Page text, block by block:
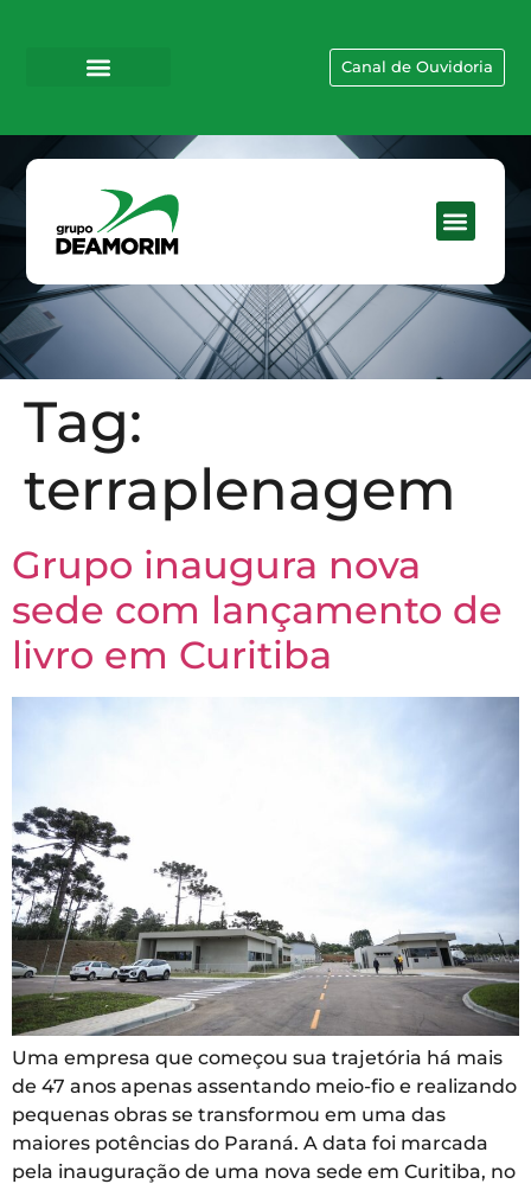
Canal de Ouvidoria
Tag:
terraplenagem
Grupo inaugura nova
sede com lançamento de
livro em Curitiba
Uma empresa que começou sua trajetória há mais
de 47 anos apenas assentando meio-fio e realizando
pequenas obras se transformou em uma das
maiores potências do Paraná. A data foi marcada
pela inauguração de uma nova sede em Curitiba, no